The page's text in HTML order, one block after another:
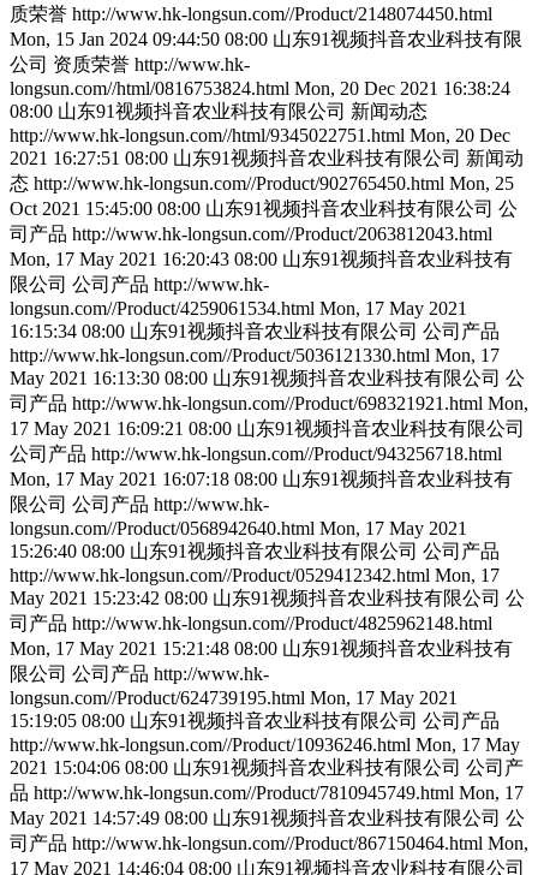
质荣誉 http://www.hk-longsun.com//Product/2148074450.html
Mon, 15 Jan 2024 09:44:50 08:00 山东91视频抖音农业科技有限
公司 资质荣誉 http://www.hk-
longsun.com//html/0816753824.html Mon, 20 Dec 2021 16:38:24
08:00 山东91视频抖音农业科技有限公司 新闻动态
http://www.hk-longsun.com//html/9345022751.html Mon, 20 Dec
2021 16:27:51 08:00 山东91视频抖音农业科技有限公司 新闻动
态 http://www.hk-longsun.com//Product/902765450.html Mon, 25
Oct 2021 15:45:00 08:00 山东91视频抖音农业科技有限公司 公
司产品 http://www.hk-longsun.com//Product/2063812043.html
Mon, 17 May 2021 16:20:43 08:00 山东91视频抖音农业科技有
限公司 公司产品 http://www.hk-
longsun.com//Product/4259061534.html Mon, 17 May 2021
16:15:34 08:00 山东91视频抖音农业科技有限公司 公司产品
http://www.hk-longsun.com//Product/5036121330.html Mon, 17
May 2021 16:13:30 08:00 山东91视频抖音农业科技有限公司 公
司产品 http://www.hk-longsun.com//Product/698321921.html Mon,
17 May 2021 16:09:21 08:00 山东91视频抖音农业科技有限公司
公司产品 http://www.hk-longsun.com//Product/943256718.html
Mon, 17 May 2021 16:07:18 08:00 山东91视频抖音农业科技有
限公司 公司产品 http://www.hk-
longsun.com//Product/0568942640.html Mon, 17 May 2021
15:26:40 08:00 山东91视频抖音农业科技有限公司 公司产品
http://www.hk-longsun.com//Product/0529412342.html Mon, 17
May 2021 15:23:42 08:00 山东91视频抖音农业科技有限公司 公
司产品 http://www.hk-longsun.com//Product/4825962148.html
Mon, 17 May 2021 15:21:48 08:00 山东91视频抖音农业科技有
限公司 公司产品 http://www.hk-
longsun.com//Product/624739195.html Mon, 17 May 2021
15:19:05 08:00 山东91视频抖音农业科技有限公司 公司产品
http://www.hk-longsun.com//Product/10936246.html Mon, 17 May
2021 15:04:06 08:00 山东91视频抖音农业科技有限公司 公司产
品 http://www.hk-longsun.com//Product/7810945749.html Mon, 17
May 2021 14:57:49 08:00 山东91视频抖音农业科技有限公司 公
司产品 http://www.hk-longsun.com//Product/867150464.html Mon,
17 May 2021 14:46:04 08:00 山东91视频抖音农业科技有限公司